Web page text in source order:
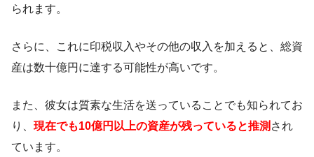
られます。
さらに、これに印税収入やその他の収入を加えると、総資
産は数十億円に達する可能性が高いです。
また、彼女は質素な生活を送っていることでも知られてお
り、 現在でも10億円以上の資産が残っていると推測 され
ています。